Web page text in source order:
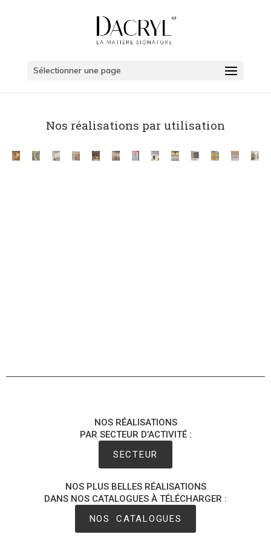
Sélectionner une page
Nos réalisations par utilisation
NOS RÉALISATIONS
PAR SECTEUR D’ACTIVITÉ :
SECTEUR
NOS PLUS BELLES RÉALISATIONS
DANS NOS CATALOGUES À TÉLÉCHARGER :
NOS CATALOGUES